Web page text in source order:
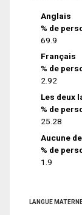
Anglais
% de
69.9
Français
% de
2.92
Les deux
% de
25.28
Aucune
% de
1.9
LANGUE